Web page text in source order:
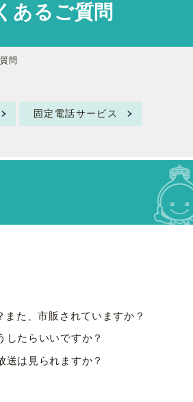
あるご質問
問
固定電話サービス
た、市販されていますか？
したらいいですか？
は見られますか？